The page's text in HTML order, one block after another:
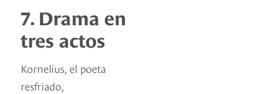
7. Drama en
tres actos
Kornelius, el poeta
resfriado,